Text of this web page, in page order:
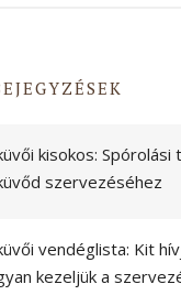
kisokos: Spórolási
szervezéséhez
vendéglista: Kit
kezeljük a